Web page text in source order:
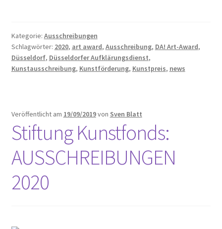
Kategorie: Ausschreibungen
Schlagwörter: 2020, art award, Ausschreibung, DA! Art-Award,
Düsseldorf, Düsseldorfer Aufklärungsdienst,
Kunstausschreibung, Kunstförderung, Kunstpreis, news
Veröffentlicht am 19/09/2019von Sven Blatt
Stiftung Kunstfonds:
AUSSCHREIBUNGEN
2020